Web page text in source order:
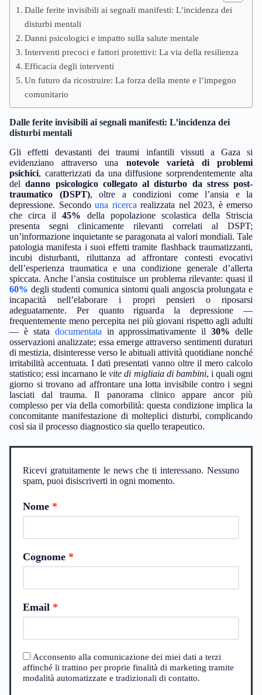
Dalle ferite invisibili ai segnali manifesti: L’incidenza dei
disturbi mentali
Danni psicologici e impatto sulla salute mentale
Interventi precoci e fattori protettivi: La via della resilienza
Efficacia degli interventi
Un futuro da ricostruire: La forza della mente e l’impegno
comunitario
Dalle ferite invisibili ai segnali manifesti: L’incidenza dei
disturbi mentali
Gli effetti devastanti dei traumi infantili vissuti a Gaza si
evidenziano attraverso una notevole varietà di problemi
psichici, caratterizzati da una diffusione sorprendentemente alta
deldanno psicologico collegato al disturbo da stress post-
traumatico (DSPT), oltre a condizioni come l’ansia e la
depressione. Secondo una ricerca realizzata nel 2023, è emerso
che circa il45% della popolazione scolastica della Striscia
presenta segni clinicamente rilevanti correlati al DSPT;
un’informazione inquietante se paragonata ai valori mondiali. Tale
patologia manifesta i suoi effetti tramite flashback traumatizzanti,
incubi disturbanti, riluttanza ad affrontare contesti evocativi
dell’esperienza traumatica e una condizione generale d’allerta
spiccata. Anche l’ansia costituisce un problema rilevante: quasi il
60% degli studenti comunica sintomi quali angoscia prolungata e
incapacità nell’elaborare i propri pensieri o riposarsi
adeguatamente. Per quanto riguarda la depressione —
frequentemente meno percepita nei più giovani rispetto agli adulti
— è stata documentata in approssimativamente il30% delle
osservazioni analizzate; essa emerge attraverso sentimenti duraturi
di mestizia, disinteresse verso le abituali attività quotidiane nonché
irritabilità accentuata. I dati presentati vanno oltre il mero calcolo
statistico; essi incarnano levite di migliaia di bambini, i quali ogni
giorno si trovano ad affrontare una lotta invisibile contro i segni
lasciati dal trauma. Il panorama clinico appare ancor più
complesso per via della comorbilità: questa condizione implica la
concomitante manifestazione di molteplici disturbi, complicando
così sia il processo diagnostico sia quello terapeutico.
Ricevi gratuitamente le news che ti interessano. Nessuno
spam, puoi disiscriverti in ogni momento.
Nome
Cognome
Email
Acconsento alla comunicazione dei miei dati a terzi
affinché li trattino per proprie finalità di marketing tramite
modalità automatizzate e tradizionali di contatto.